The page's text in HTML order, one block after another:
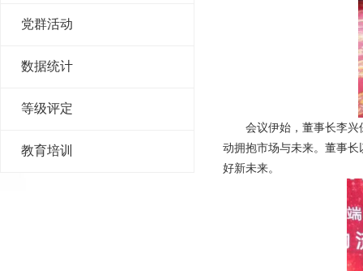
党群活动
数据统计
等级评定
教育培训
会议伊始，董事长李
动拥抱市场与未来。董事
好新未来。